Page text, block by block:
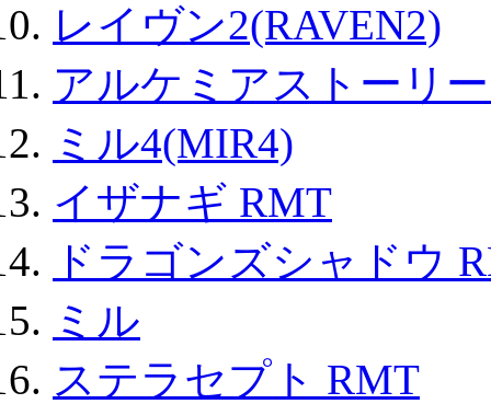
レイヴン2(RAVEN2)
アルケミアストーリ
ミル4(MIR4)
イザナギ RMT
ドラゴンズシャドウ
ミル
ステラセプト RMT